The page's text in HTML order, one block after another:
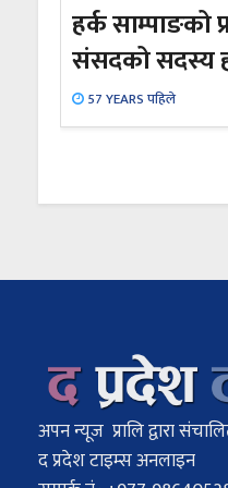
हर्क साम्पाङको
संसदको सदस्य
57 YEARS पहिले
अपन न्यूज प्रालि द्वारा
द प्रदेश टाइम्स अनलाइन